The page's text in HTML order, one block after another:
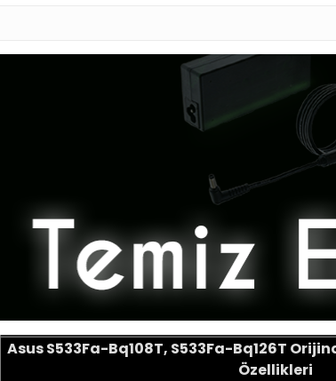
Asus S533Fa-Bq108T, S533Fa-Bq126T
Özellikleri